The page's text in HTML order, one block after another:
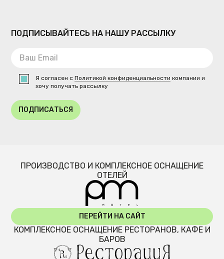
ПОДПИСЫВАЙТЕСЬ НА НАШУ РАССЫЛКУ
Я согласен сПолитикой конфиденциальности компании и
хочу получать рассылку
ПОДПИСАТЬСЯ
ПРОИЗВОДСТВО И КОМПЛЕКСНОЕ ОСНАЩЕНИЕ
ОТЕЛЕЙ
ПЕРЕЙТИ НА САЙТ
КОМПЛЕКСНОЕ ОСНАЩЕНИЕ РЕСТОРАНОВ, КАФЕ И
БАРОВ